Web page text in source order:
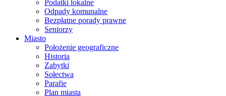
Podatki lokalne
Odpady komunalne
Bezpłatne porady prawne
Seniorzy
Miasto
Położenie geograficzne
Historia
Zabytki
Sołectwa
Parafie
Plan miasta